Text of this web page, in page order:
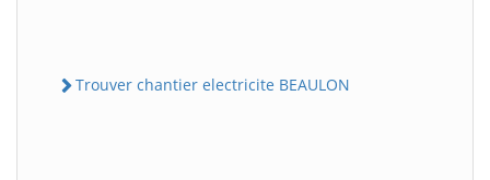
Trouver chantier electricite BEAULON